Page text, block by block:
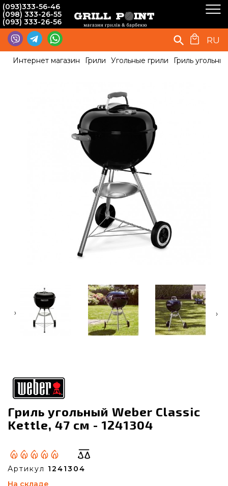
(093)333-56-46
(098) 333-26-55
(093) 333-26-56
RU
Интернет магазин Грили Угольные грили Гриль
‹ ›
Гриль угольный Weber Classic
Kettle, 47 см - 1241304
Артикул 1241304
На складе